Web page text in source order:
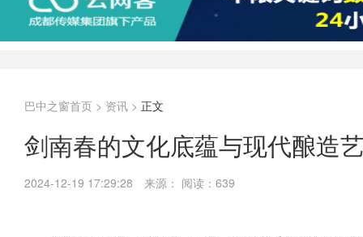
巴中之窗首页 > 资讯 > 正文
剑南春的文化底蕴与现代酿造
2024-12-19 17:29:28 来源： 阅读：639